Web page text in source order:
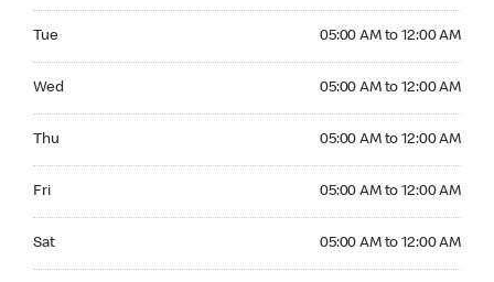
Tue 05:00 AM to 12:00 AM
Wed 05:00 AM to 12:00 AM
Thu 05:00 AM to 12:00 AM
Fri 05:00 AM to 12:00 AM
Sat 05:00 AM to 12:00 AM